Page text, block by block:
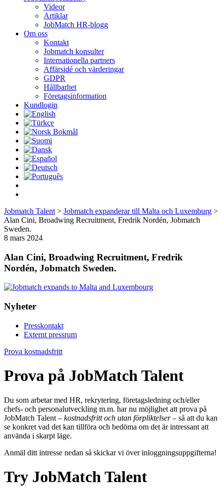
Videor
Artiklar
JobMatch HR-blogg
Om oss
Kontakt
Jobmatch konsulter
Internationella partners
Affärsidé och värderingar
GDPR
Hållbarhet
Företagsinformation
Kundlogin
Jobmatch Talent > Jobmatch expanderar till Malta och Luxemburg >
Alan Cini, Broadwing Recruitment, Fredrik Nordén, Jobmatch
Sweden.
8 mars 2024
Alan Cini, Broadwing Recruitment, Fredrik
Nordén, Jobmatch Sweden.
Nyheter
Presskontakt
Externt pressrum
Prova kostnadsfritt
Prova på JobMatch Talent
Du som arbetar med HR, rekrytering, företagsledning och/eller
chefs- och personalutveckling m.m. har nu möjlighet att prova på
JobMatch Talent – kostnadsfritt och utan förpliktelser– så att du kan
se konkret vad det kan tillföra och bedöma om det är intressant att
använda i skarpt läge.
Anmäl ditt intresse nedan så skickar vi över inloggningsuppgifterna!
Try JobMatch Talent